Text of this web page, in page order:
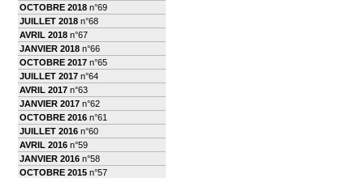
OCTOBRE 2018 n°69
JUILLET 2018 n°68
AVRIL 2018 n°67
JANVIER 2018 n°66
OCTOBRE 2017 n°65
JUILLET 2017 n°64
AVRIL 2017 n°63
JANVIER 2017 n°62
OCTOBRE 2016 n°61
JUILLET 2016 n°60
AVRIL 2016 n°59
JANVIER 2016 n°58
OCTOBRE 2015 n°57